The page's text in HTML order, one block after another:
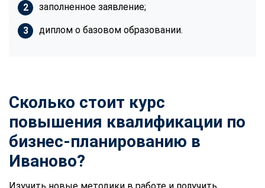
заполненное заявление;
диплом о базовом образовании.
Сколько стоит курс
повышения квалификации по
бизнес-планированию в
Иваново?